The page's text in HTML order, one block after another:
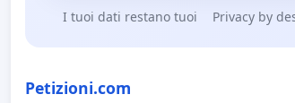
I tuoi dati restano tuoi Privacy by
Petizioni.com